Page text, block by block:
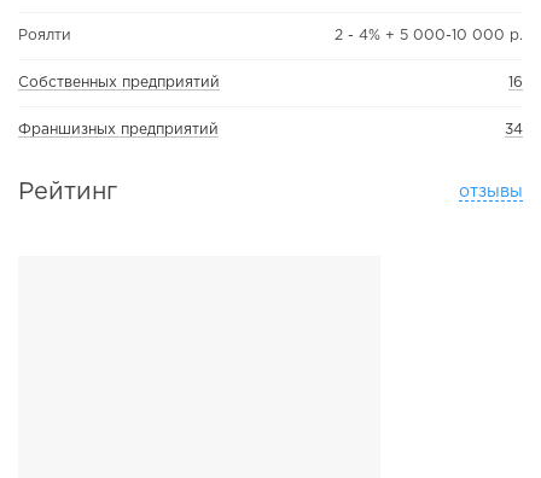
Роялти 2 - 4% + 5 000-10 000 р.
Собственных предприятий 16
Франшизных предприятий 34
Рейтинг отзывы